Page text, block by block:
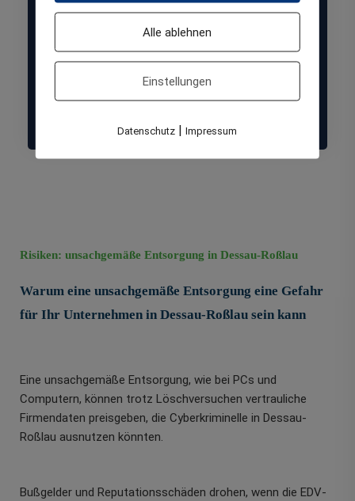
Dienstleister, die keine personenbezogenen Daten
speichern oder nur in sehr geringem Umfang mit
sensiblen Informationen arbeiten und daher nur
Risiken: unsachgemäße Entsorgung in Dessau-Roßlau
Warum eine unsachgemäße Entsorgung eine Gefahr
für Ihr Unternehmen in Dessau-Roßlau sein kann
Eine unsachgemäße Entsorgung, wie bei PCs und
Computern, können trotz Löschversuchen vertrauliche
Firmendaten preisgeben, die Cyberkriminelle in Dessau-
Roßlau ausnutzen könnten.
Bußgelder und Reputationsschäden drohen, wenn die EDV-
Alle ablehnen
Einstellungen
Datenschutz |Impressum